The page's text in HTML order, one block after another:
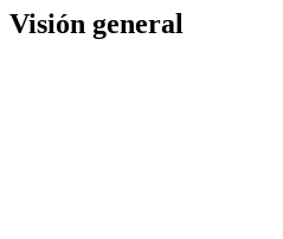
Visión general